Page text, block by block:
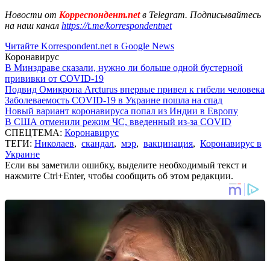
Новости от Корреспондент.netв Telegram. Подписывайтесь
на наш канал https://t.me/korrespondentnet
Читайте Korrespondent.net в Google News
Коронавирус
В Минздраве сказали, нужно ли больше одной бустерной
прививки от COVID-19
Подвид Омикрона Arcturus впервые привел к гибели человека
Заболеваемость COVID-19 в Украине пошла на спад
Новый вариант коронавируса попал из Индии в Европу
В США отменили режим ЧС, введенный из-за COVID
СПЕЦТЕМА: Коронавирус
ТЕГИ: Николаев, скандал, мэр, вакцинация, Коронавирус в
Украине
Если вы заметили ошибку, выделите необходимый текст и
нажмите Ctrl+Enter, чтобы сообщить об этом редакции.